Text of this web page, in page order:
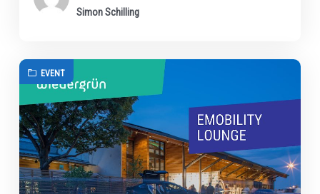
Simon Schilling
EVENT